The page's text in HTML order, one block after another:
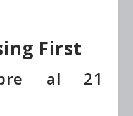
First
al 21